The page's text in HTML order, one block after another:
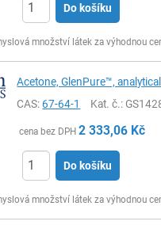
Do košíku
množství látek za výhodnou
Acetone, GlenPure™,
CAS:67-64-1 Kat. č.:
cena bez DPH 2 333,06 Kč
Do košíku
množství látek za výhodnou